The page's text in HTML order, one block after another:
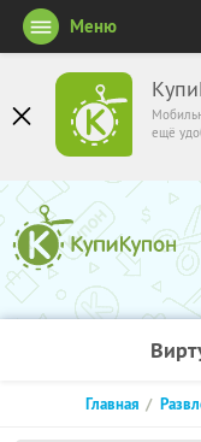
ещё
Меню
Главная